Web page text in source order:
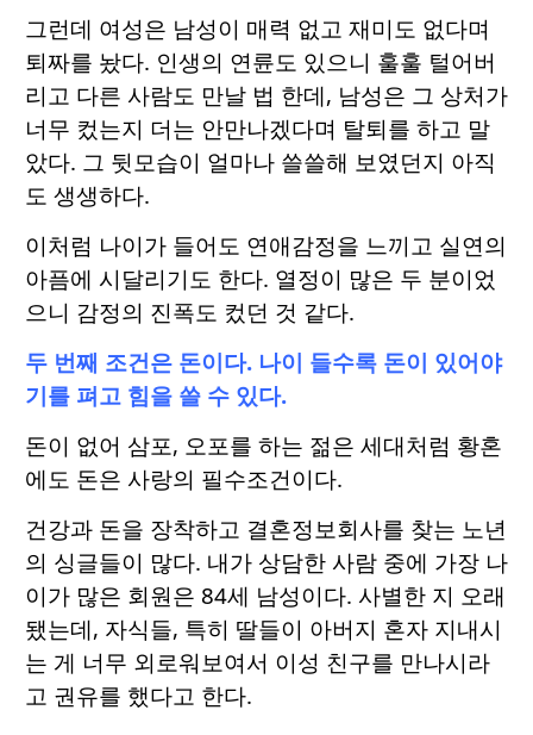
그런데 여성은 남성이 매력 없고 재미도 없다며
퇴짜를 놨다. 인생의 연륜도 있으니 훌훌 털어버
리고 다른 사람도 만날 법 한데, 남성은 그 상처가
너무 컸는지 더는 안만나겠다며 탈퇴를 하고 말
았다. 그 뒷모습이 얼마나 쓸쓸해 보였던지 아직
도 생생하다.
이처럼 나이가 들어도 연애감정을 느끼고 실연의
아픔에 시달리기도 한다. 열정이 많은 두 분이었
으니 감정의 진폭도 컸던 것 같다.
두 번째 조건은 돈이다. 나이 들수록 돈이 있어야
기를 펴고 힘을 쓸 수 있다.
돈이 없어 삼포, 오포를 하는 젊은 세대처럼 황혼
에도 돈은 사랑의 필수조건이다.
건강과 돈을 장착하고 결혼정보회사를 찾는 노년
의 싱글들이 많다. 내가 상담한 사람 중에 가장 나
이가 많은 회원은 84세 남성이다. 사별한 지 오래
됐는데, 자식들, 특히 딸들이 아버지 혼자 지내시
는 게 너무 외로워보여서 이성 친구를 만나시라
고 권유를 했다고 한다.